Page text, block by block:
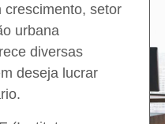
crescimento, setor
urbana
diversas
deseja lucrar
.